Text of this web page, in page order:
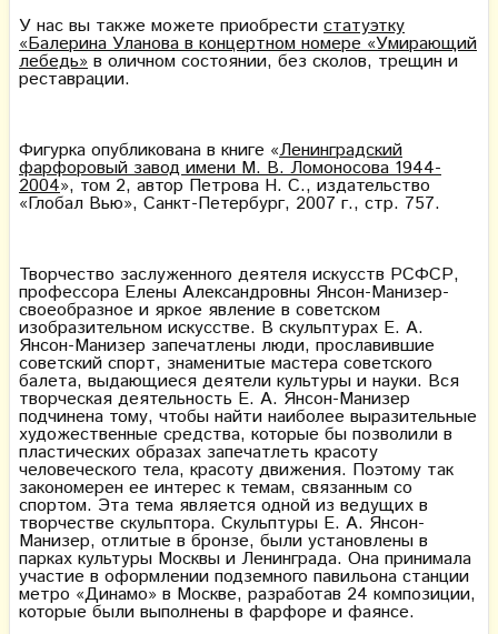
У нас вы также можете приобрести статуэтку
«Балерина Уланова в концертном номере «Умирающий
лебедь» в оличном состоянии, без сколов, трещин и
реставрации.
Фигурка опубликована в книге «Ленинградский
фарфоровый завод имени М. В. Ломоносова 1944-
2004», том 2, автор Петрова Н. С., издательство
«Глобал Вью», Санкт-Петербург, 2007 г., стр. 757.
Творчество заслуженного деятеля искусств РСФСР,
профессора Елены Александровны Янсон-Манизер-
своеобразное и яркое явление в советском
изобразительном искусстве. В скульптурах Е. А.
Янсон-Манизер запечатлены люди, прославившие
советский спорт, знаменитые мастера советского
балета, выдающиеся деятели культуры и науки. Вся
творческая деятельность Е. А. Янсон-Манизер
подчинена тому, чтобы найти наиболее выразительные
художественные средства, которые бы позволили в
пластических образах запечатлеть красоту
человеческого тела, красоту движения. Поэтому так
закономерен ее интерес к темам, связанным со
спортом. Эта тема является одной из ведущих в
творчестве скульптора. Скульптуры Е. А. Янсон-
Манизер, отлитые в бронзе, были установлены в
парках культуры Москвы и Ленинграда. Она принимала
участие в оформлении подземного павильона станции
метро «Динамо» в Москве, разработав 24 композиции,
которые были выполнены в фарфоре и фаянсе.